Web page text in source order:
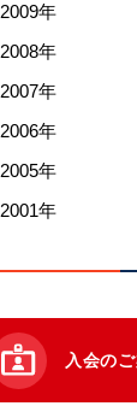
2009年
2008年
2007年
2006年
2005年
2001年
入会の